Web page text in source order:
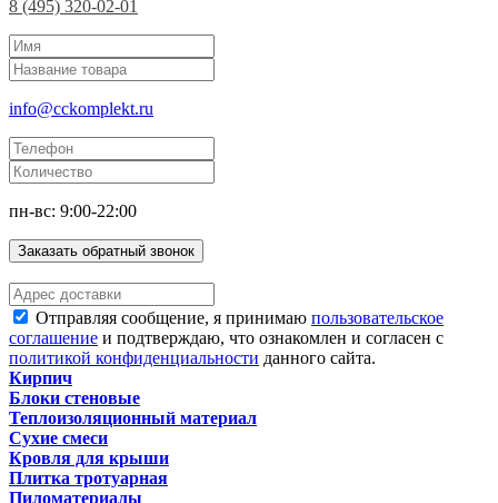
8 (495) 320-02-01
info@cckomplekt.ru
пн-вс: 9:00-22:00
Заказать обратный звонок
Отправляя сообщение, я принимаю пользовательское
соглашение и подтверждаю, что ознакомлен и согласен с
политикой конфиденциальности данного сайта.
Кирпич
Блоки стеновые
Теплоизоляционный материал
Сухие смеси
Кровля для крыши
Плитка тротуарная
Пиломатериалы